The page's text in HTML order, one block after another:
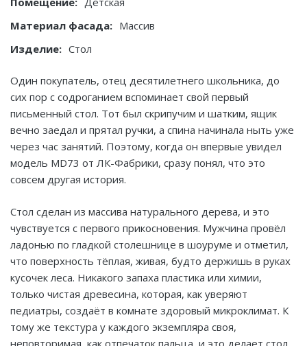
Материал фасада: Массив
Изделие: Стол
Один покупатель, отец десятилетнего школьника, до
сих пор с содроганием вспоминает свой первый
письменный стол. Тот был скрипучим и шатким, ящик
вечно заедал и прятал ручки, а спина начинала ныть уже
через час занятий. Поэтому, когда он впервые увидел
модель MD73 от ЛК-Фабрики, сразу понял, что это
совсем другая история.
Стол сделан из массива натурального дерева, и это
чувствуется с первого прикосновения. Мужчина провёл
ладонью по гладкой столешнице в шоуруме и отметил,
что поверхность тёплая, живая, будто держишь в руках
кусочек леса. Никакого запаха пластика или химии,
только чистая древесина, которая, как уверяют
педиатры, создаёт в комнате здоровый микроклимат. К
тому же текстура у каждого экземпляра своя,
неповторимая, как отпечаток пальца, и это делает стол